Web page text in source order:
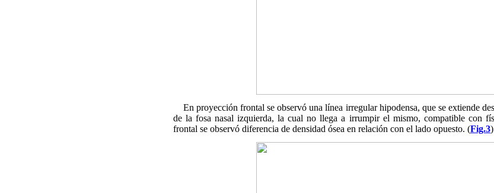
En proyección frontal se observó una línea irregular hipodensa, que se extiende
de la fosa nasal izquierda, la cual no llega a irrumpir el mismo, compatible con
frontal se observó diferencia de densidad ósea en relación con el lado opuesto. (Fig.3)